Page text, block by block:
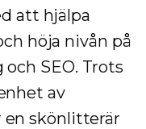
att hjälpa
höja nivån på
SEO. Trots
av
en skönlitterär